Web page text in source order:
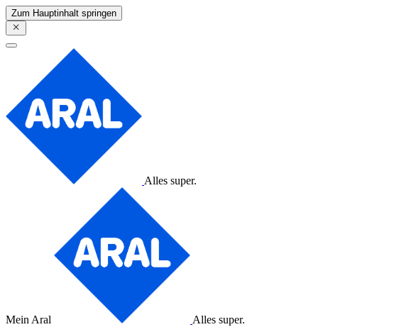
Zum Hauptinhalt springen
Alles super.
Mein Aral Alles super.